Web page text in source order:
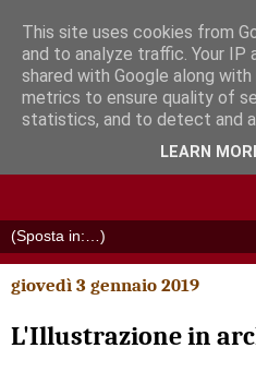
giovedì 3 gennaio 2019
L'Illustrazione in
This site uses cookies from
and to analyze traffic. Your IP
shared with Google along
metrics to ensure quality of
statistics, and to detect and
LEARN